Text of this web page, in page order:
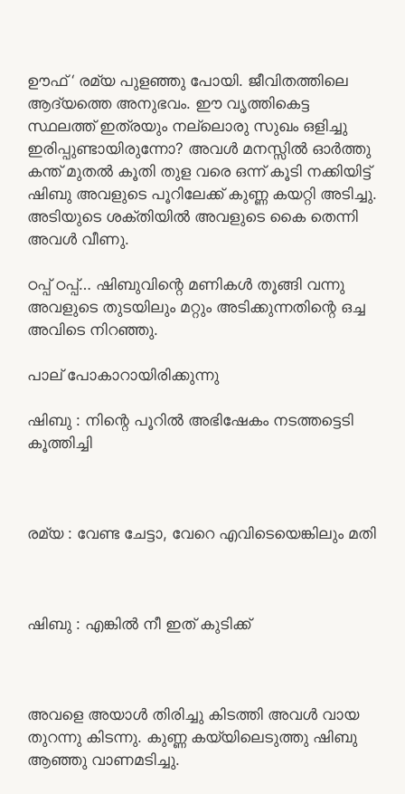
ഊഫ് ‘ രമ്യ പുളഞ്ഞു പോയി. ജീവിതത്തിലെ
ആദ്യത്തെ അനുഭവം. ഈ വൃത്തികെട്ട
സ്ഥലത്ത് ഇത്രയും നല്ലൊരു സുഖം ഒളിച്ചു
ഇരിപ്പുണ്ടായിരുന്നോ? അവൾ മനസ്സിൽ ഓർത്തു
കന്ത് മുതൽ കൂതി തുള വരെ ഒന്ന് കൂടി നക്കിയിട്ട്
ഷിബു അവളുടെ പൂറിലേക്ക് കുണ്ണ കയറ്റി അടിച്ചു.
അടിയുടെ ശക്തിയിൽ അവളുടെ കൈ തെന്നി
അവൾ വീണു.
ഠപ്പ് ഠപ്പ്… ഷിബുവിന്റെ മണികൾ തൂങ്ങി വന്നു
അവളുടെ തുടയിലും മറ്റും അടിക്കുന്നതിന്റെ ഒച്ച
അവിടെ നിറഞ്ഞു.
പാല് പോകാറായിരിക്കുന്നു
ഷിബു : നിന്റെ പൂറിൽ അഭിഷേകം നടത്തട്ടെടി
കൂത്തിച്ചി
രമ്യ : വേണ്ട ചേട്ടാ, വേറെ എവിടെയെങ്കിലും മതി
ഷിബു : എങ്കിൽ നീ ഇത് കുടിക്ക്
അവളെ അയാൾ തിരിച്ചു കിടത്തി അവൾ വായ
തുറന്നു കിടന്നു. കുണ്ണ കയ്യിലെടുത്തു ഷിബു
ആഞ്ഞു വാണമടിച്ചു.